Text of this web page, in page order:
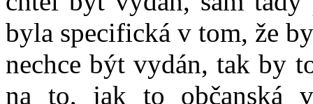
byla specifická v tom, že
nechce být vydán, tak by
na to, jak to občanská